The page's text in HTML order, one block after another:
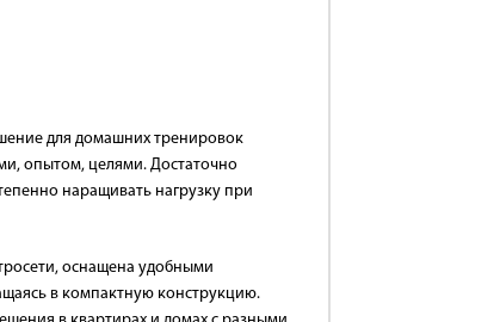
для домашних тренировок
опытом, целями. Достаточно
наращивать нагрузку при
оснащена удобными
в компактную конструкцию.